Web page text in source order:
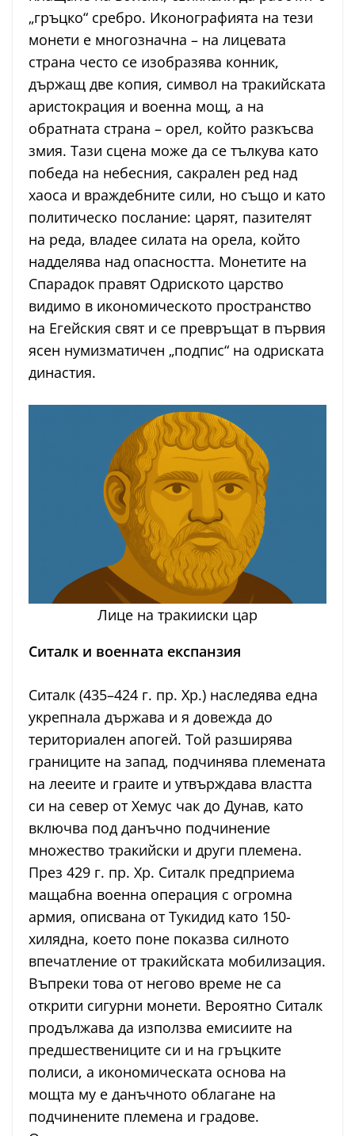
„гръцко“ сребро. Иконографията на тези
монети е многозначна – на лицевата
страна често се изобразява конник,
държащ две копия, символ на тракийската
аристокрация и военна мощ, а на
обратната страна – орел, който разкъсва
змия. Тази сцена може да се тълкува като
победа на небесния, сакрален ред над
хаоса и враждебните сили, но също и като
политическо послание: царят, пазителят
на реда, владее силата на орела, който
надделява над опасността. Монетите на
Спарадок правят Одриското царство
видимо в икономическото пространство
на Егейския свят и се превръщат в първия
ясен нумизматичен „подпис“ на одриската
династия.
Лице на тракииски цар
Ситалк и военната експанзия
Ситалк (435–424 г. пр. Хр.) наследява една
укрепнала държава и я довежда до
териториален апогей. Той разширява
границите на запад, подчинява племената
на лееите и граите и утвърждава властта
си на север от Хемус чак до Дунав, като
включва под данъчно подчинение
множество тракийски и други племена.
През 429 г. пр. Хр. Ситалк предприема
мащабна военна операция с огромна
армия, описвана от Тукидид като 150-
хилядна, което поне показва силното
впечатление от тракийската мобилизация.
Въпреки това от негово време не са
открити сигурни монети. Вероятно Ситалк
продължава да използва емисиите на
предшествениците си и на гръцките
полиси, а икономическата основа на
мощта му е данъчното облагане на
подчинените племена и градове.